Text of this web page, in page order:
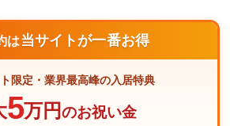
は当サイトが一番お得
限定・業界最高峰の入居特典
5万円のお祝い金